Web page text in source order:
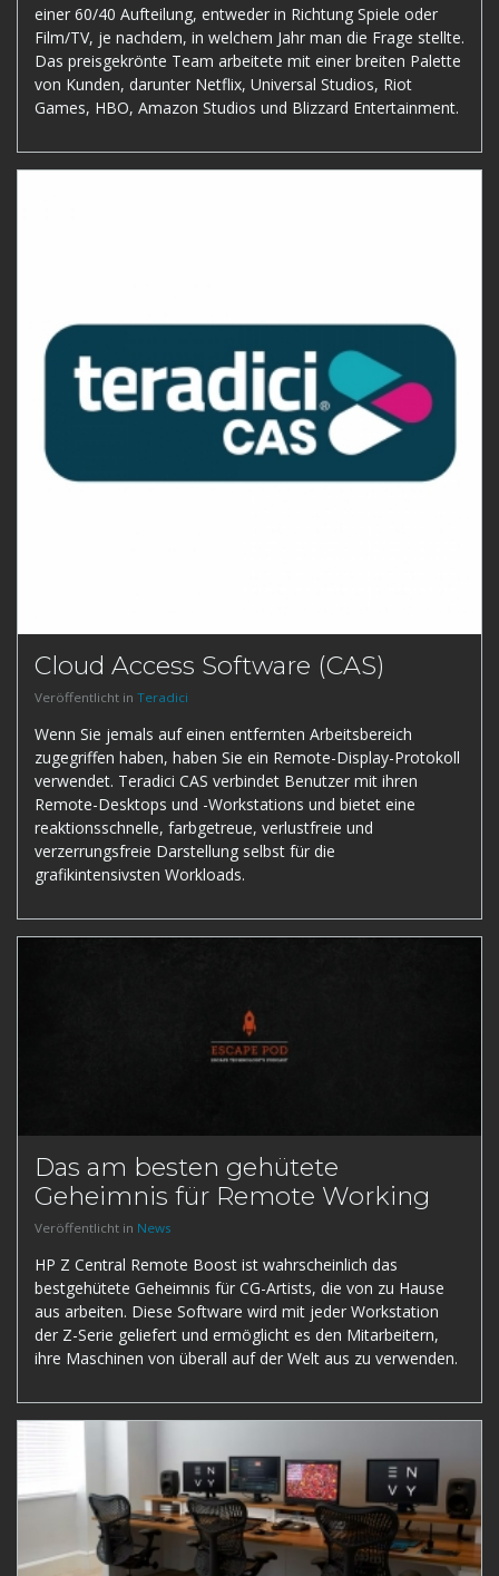
einer 60/40 Aufteilung, entweder in Richtung Spiele oder
Film/TV, je nachdem, in welchem Jahr man die Frage stellte.
Das preisgekrönte Team arbeitete mit einer breiten Palette
von Kunden, darunter Netflix, Universal Studios, Riot
Games, HBO, Amazon Studios und Blizzard Entertainment.
Cloud Access Software (CAS)
Veröffentlicht in Teradici
Wenn Sie jemals auf einen entfernten Arbeitsbereich
zugegriffen haben, haben Sie ein Remote-Display-Protokoll
verwendet. Teradici CAS verbindet Benutzer mit ihren
Remote-Desktops und -Workstations und bietet eine
reaktionsschnelle, farbgetreue, verlustfreie und
verzerrungsfreie Darstellung selbst für die
grafikintensivsten Workloads.
Das am besten gehütete
Geheimnis für Remote Working
Veröffentlicht in News
HP Z Central Remote Boost ist wahrscheinlich das
bestgehütete Geheimnis für CG-Artists, die von zu Hause
aus arbeiten. Diese Software wird mit jeder Workstation
der Z-Serie geliefert und ermöglicht es den Mitarbeitern,
ihre Maschinen von überall auf der Welt aus zu verwenden.